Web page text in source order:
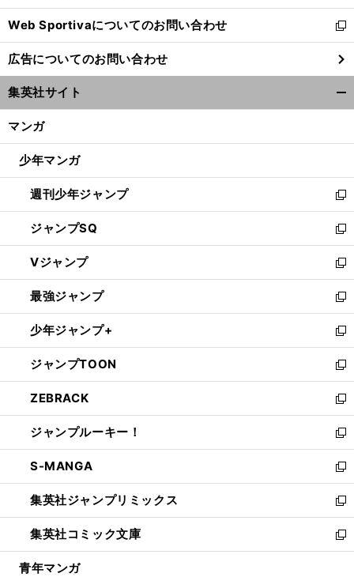
開
く
Web Sportivaについてのお問い合わせ
新
し
い
ウ
ィ
ン
ウ
開
く
広告についてのお問い合わせ
集英社サイト
マンガ
少年マンガ
週刊少年ジャンプ
新
し
い
ウ
ィ
ン
ド
ウ
で
開
く
ジャンプSQ
新
し
い
ウ
ィ
ン
ド
ウ
で
開
く
Vジャンプ
新
し
い
ウ
ィ
ン
ド
ウ
で
開
く
最強ジャンプ
新
し
い
ウ
ィ
ン
ド
ウ
で
開
く
少年ジャンプ+
新
し
い
ウ
ィ
ン
ド
ウ
で
開
く
ジャンプTOON
新
し
い
ウ
ィ
ン
ド
ウ
で
開
く
ZEBRACK
新
し
い
ウ
ィ
ン
ド
ウ
で
開
ジャンプルーキー！
新
し
い
ウ
ィ
ン
ド
ウ
S-MANGA
新
し
い
ウ
ィ
ン
集英社ジャンプリミックス
新
し
い
ウ
集英社コミック文庫
新
し
青年マンガ